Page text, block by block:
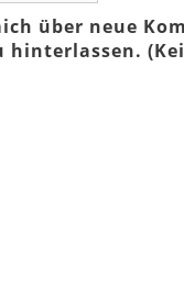
über neue
hinterlassen.